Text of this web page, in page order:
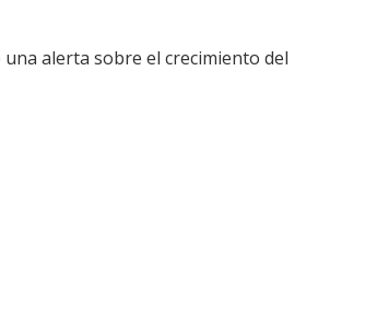
alerta sobre el crecimiento del